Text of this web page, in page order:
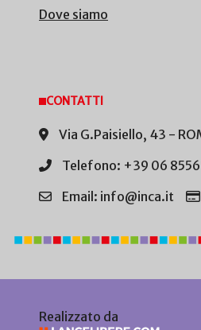
Dove siamo
CONTATTI
Via G.Paisiello, 43 -
Telefono: +39 06
Email: info@inca.it
Realizzato da